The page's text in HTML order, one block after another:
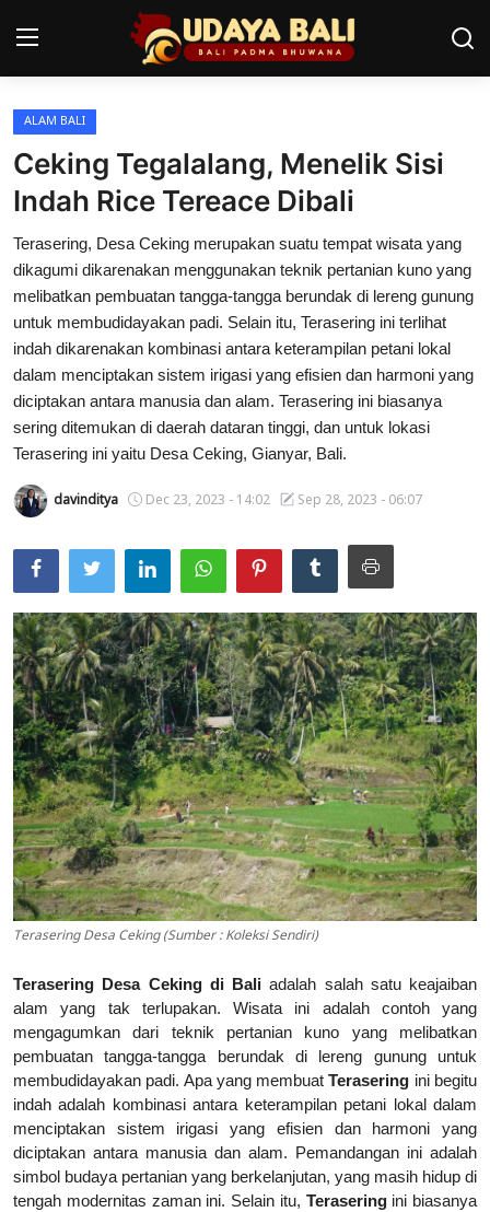
Home
Pura
Desa Adat
Tradisi
Kearifan lokal
Alam Bali
Seni
Usadha
Indonesia
ALAM BALI
Ceking Tegalalang, Menelik Sisi
Indah Rice Tereace Dibali
Terasering, Desa Ceking merupakan suatu tempat wisata yang
dikagumi dikarenakan menggunakan teknik pertanian kuno yang
melibatkan pembuatan tangga-tangga berundak di lereng gunung
untuk membudidayakan padi. Selain itu, Terasering ini terlihat
indah dikarenakan kombinasi antara keterampilan petani lokal
dalam menciptakan sistem irigasi yang efisien dan harmoni yang
diciptakan antara manusia dan alam. Terasering ini biasanya
sering ditemukan di daerah dataran tinggi, dan untuk lokasi
Terasering ini yaitu Desa Ceking, Gianyar, Bali.
davinditya Dec 23, 2023 - 14:02 Sep 28, 2023 - 06:07
Terasering Desa Ceking (Sumber : Koleksi Sendiri)
Terasering Desa Ceking di Bali adalah salah satu keajaiban
alam yang tak terlupakan. Wisata ini adalah contoh yang
mengagumkan dari teknik pertanian kuno yang melibatkan
pembuatan tangga-tangga berundak di lereng gunung untuk
membudidayakan padi. Apa yang membuatTerasering ini begitu
indah adalah kombinasi antara keterampilan petani lokal dalam
menciptakan sistem irigasi yang efisien dan harmoni yang
diciptakan antara manusia dan alam. Pemandangan ini adalah
simbol budaya pertanian yang berkelanjutan, yang masih hidup di
tengah modernitas zaman ini. Selain itu, Teraseringini biasanya